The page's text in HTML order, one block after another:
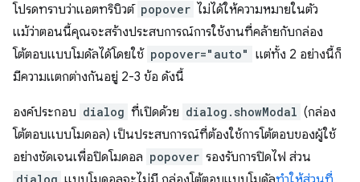
โปรดทราบว่าแอตทริบิวต์ popover ไม่ได้ให้ความหมายในตัว
แม้ว่าตอนนี้คุณจะสร้างประสบการณ์การใช้งานที่คล้ายกับกล่อง
โต้ตอบแบบโมดัลได้โดยใช้ popover="auto" แต่ทั้ง 2 อย่างนี้ก็
มีความแตกต่างกันอยู่ 2-3 ข้อ ดังนี้
องค์ประกอบ dialog ที่เปิดด้วย dialog.showModal (กล่อง
โต้ตอบแบบโมดอล) เป็นประสบการณ์ที่ต้องใช้การโต้ตอบของผู้ใช้
อย่างชัดเจนเพื่อปิดโมดอล popover รองรับการปิดไฟ ส่วน